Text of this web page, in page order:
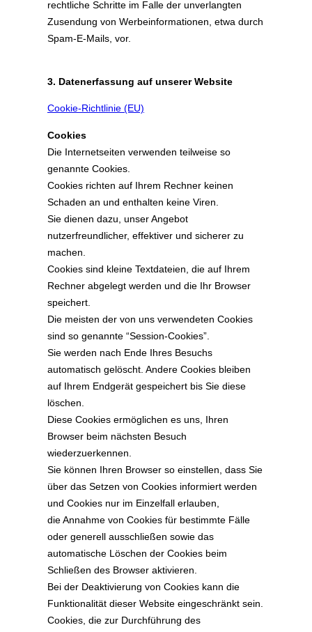
rechtliche Schritte im Falle der unverlangten
Zusendung von Werbeinformationen, etwa durch
Spam-E-Mails, vor.
3. Datenerfassung auf unserer Website
Cookie-Richtlinie (EU)
Cookies
Die Internetseiten verwenden teilweise so
genannte Cookies.
Cookies richten auf Ihrem Rechner keinen
Schaden an und enthalten keine Viren.
Sie dienen dazu, unser Angebot
nutzerfreundlicher, effektiver und sicherer zu
machen.
Cookies sind kleine Textdateien, die auf Ihrem
Rechner abgelegt werden und die Ihr Browser
speichert.
Die meisten der von uns verwendeten Cookies
sind so genannte “Session-Cookies”.
Sie werden nach Ende Ihres Besuchs
automatisch gelöscht. Andere Cookies bleiben
auf Ihrem Endgerät gespeichert bis Sie diese
löschen.
Diese Cookies ermöglichen es uns, Ihren
Browser beim nächsten Besuch
wiederzuerkennen.
Sie können Ihren Browser so einstellen, dass Sie
über das Setzen von Cookies informiert werden
und Cookies nur im Einzelfall erlauben,
die Annahme von Cookies für bestimmte Fälle
oder generell ausschließen sowie das
automatische Löschen der Cookies beim
Schließen des Browser aktivieren.
Bei der Deaktivierung von Cookies kann die
Funktionalität dieser Website eingeschränkt sein.
Cookies, die zur Durchführung des